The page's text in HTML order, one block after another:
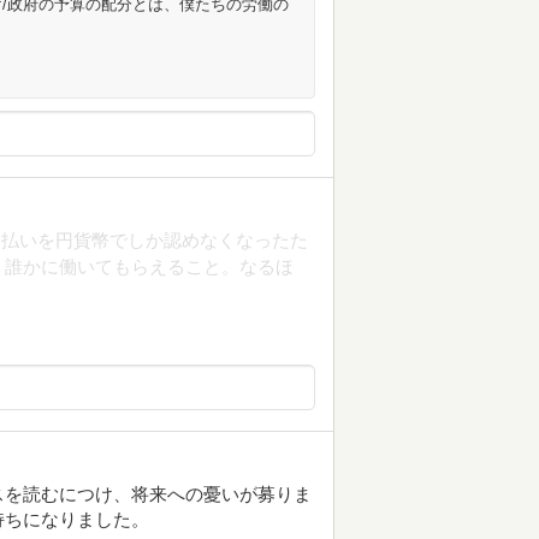
府の予算の配分とは、僕たちの労働の
いを円貨幣でしか認めなくなったた
かに働いてもらえること。なるほ
読むにつけ、将来への憂いが募りま
になりました。